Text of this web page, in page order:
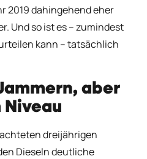
2019 dahingehend eher
Und so ist es – zumindest
kann – tatsächlich
aber
dreijährigen
Dieseln deutliche